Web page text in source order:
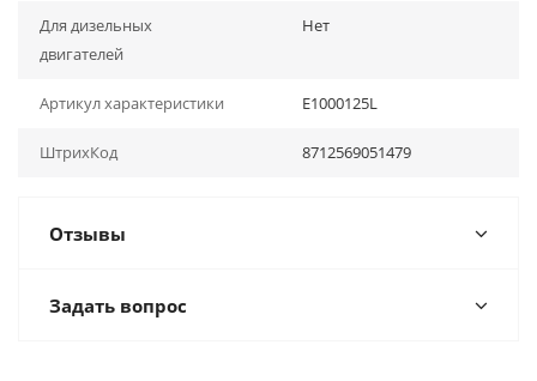
Для дизельных
двигателей
Нет
Артикул характеристики E1000125L
ШтрихКод 8712569051479
Отзывы
Задать вопрос